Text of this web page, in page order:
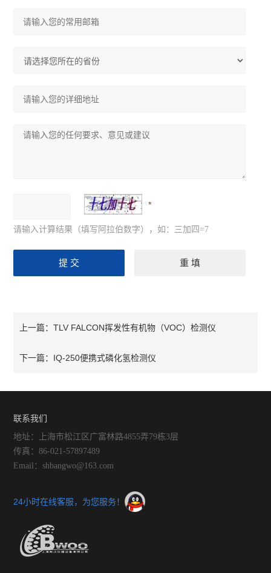
请输入计算结果（填写阿拉伯数字），如：三加四=7
上一篇：TLV FALCON挥发性有机物（VOC）检测仪
下一篇： IQ-250便携式磷化氢检测仪
联系我们
地址：上海市松江区广富林路4855弄79栋3层
传真：86-021-57897489
Email：shbangwo@163.com
24小时在线客服，为您服务！